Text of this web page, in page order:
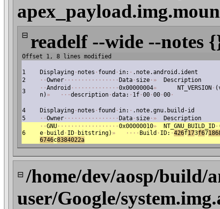
⊟ readelf --wide --notes
Offset 1, 8 lines modified
1 Displaying · notes · found · in: · .note.android.ident
2
· ·Owner · · · · · · · · · · · · · · · · Data · size · » Description
3
· ·Android · · · · · · · · · · · · · ·0x00000004» NT_VERSION ·
n) » · · ·description ·data: · 1f ·00 ·00 ·00 ·
4 Displaying · notes · found · in: · .note.gnu.build-id
5
· ·Owner · · · · · · · · · · · · · · · · Data · size · » Description
6
· ·GNU · · · · · · · · · · · · · · · · · ·0x00000010» NT_GNU_BUILD_ID ·
e · build · ID · bitstring) » · · · · Build · ID: ·426f173f6718
6746c8384022a
⊟ /home/dev/aosp/build/
user/Google/